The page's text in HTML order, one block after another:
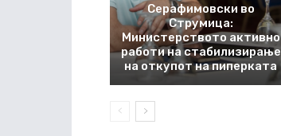
Серафимовски во
Струмица:
Министерството активно
работи на стабилизирање
на откупот на пиперката